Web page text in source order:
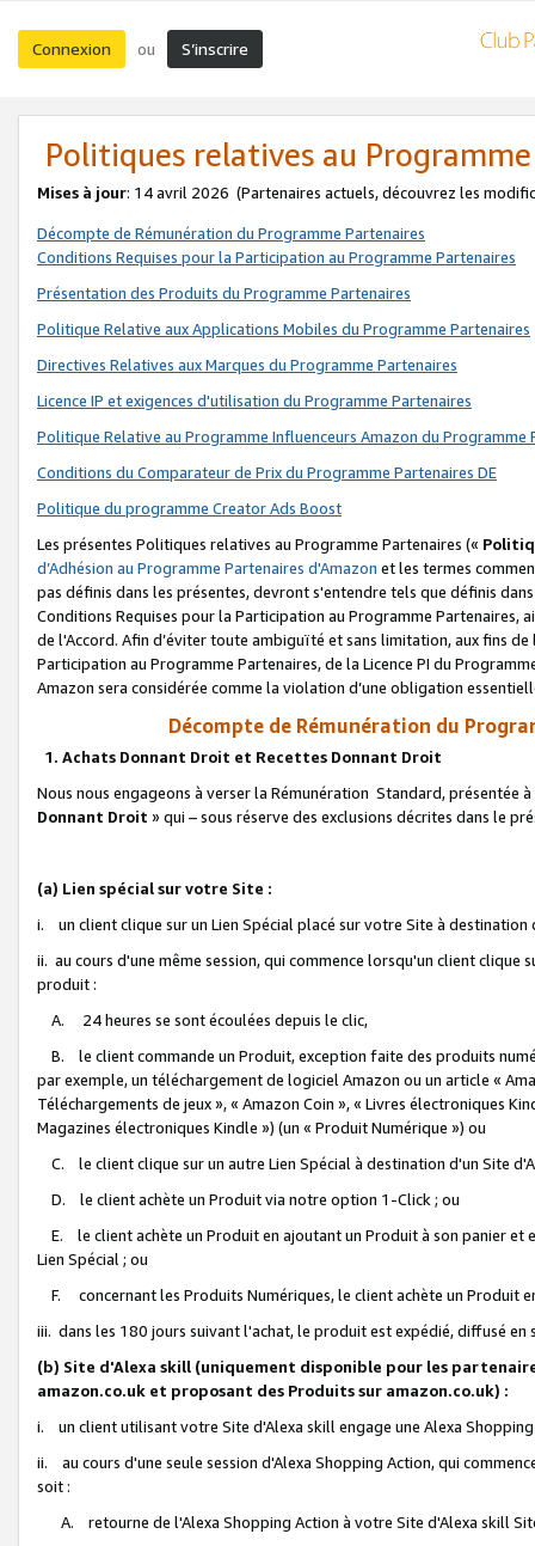
Connexion ou S’inscrire
Politiques relatives au
Mises à jour: 14 avril 2026 (Partenaires actuels, découvrez les
Décompte de Rémunération du Programme Partenaires
Conditions Requises pour la Participation au Programme Partenaires
Présentation des Produits du Programme Partenaires
Politique Relative aux Applications Mobiles du Programme Partenaires
Directives Relatives aux Marques du Programme Partenaires
Licence IP et exigences d'utilisation du Programme Partenaires
Politique Relative au Programme Influenceurs Amazon du Programme
Conditions du Comparateur de Prix du Programme Partenaires DE
Politique du programme Creator Ads Boost
Les présentes Politiques relatives au Programme Partenaires («
d’Adhésion au Programme Partenaires d'Amazon et les termes
pas définis dans les présentes, devront s'entendre tels que définis
Conditions Requises pour la Participation au Programme Partenaires,
de l'Accord. Afin d’éviter toute ambiguïté et sans limitation, aux fins
Participation au Programme Partenaires, de la Licence PI du
Amazon sera considérée comme la violation d’une obligation
Décompte de Rémunération du
1. Achats Donnant Droit et Recettes Donnant Droit
Nous nous engageons à verser la Rémunération Standard, présentée
Donnant Droit » qui – sous réserve des exclusions décrites dans le
(a) Lien spécial sur votre Site :
i. un client clique sur un Lien Spécial placé sur votre Site à destination
ii. au cours d'une même session, qui commence lorsqu'un client
produit :
A. 24 heures se sont écoulées depuis le clic,
B. le client commande un Produit, exception faite des produits
par exemple, un téléchargement de logiciel Amazon ou un article «
Téléchargements de jeux », « Amazon Coin », « Livres électroniques
Magazines électroniques Kindle ») (un « Produit Numérique ») ou
C. le client clique sur un autre Lien Spécial à destination d'un Site
D. le client achète un Produit via notre option 1-Click ; ou
E. le client achète un Produit en ajoutant un Produit à son panier et
Lien Spécial ; ou
F. concernant les Produits Numériques, le client achète un Produit
iii. dans les 180 jours suivant l'achat, le produit est expédié, diffusé
(b) Site d'Alexa skill (uniquement disponible pour les
amazon.co.uk et proposant des Produits sur amazon.co.uk) :
i. un client utilisant votre Site d'Alexa skill engage une Alexa
ii. au cours d'une seule session d'Alexa Shopping Action, qui
soit :
A. retourne de l'Alexa Shopping Action à votre Site d'Alexa skill